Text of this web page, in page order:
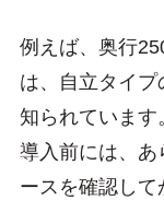
例えば、奥行
は、自立タイ
知られています
導入前には、
ースを確認して